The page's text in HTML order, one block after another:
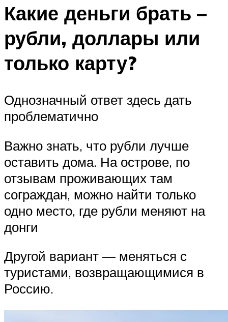
Какие деньги брать –
рубли, доллары или
только карту?
Однозначный ответ здесь дать
проблематично
Важно знать, что рубли лучше
оставить дома. На острове, по
отзывам проживающих там
сограждан, можно найти только
одно место, где рубли меняют на
донги
Другой вариант — меняться с
туристами, возвращающимися в
Россию.